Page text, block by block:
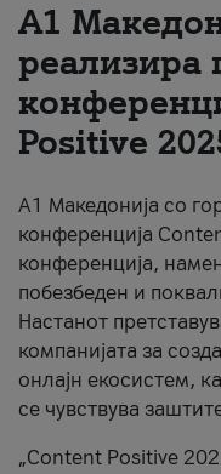
#ПодобарОнлајн
А1
реализира
Positive
А1 Македонија со
конференција
конференција,
побезбеден и
Настанот
компанијата за
онлајн екосистем,
се чувствува
„Content Positive